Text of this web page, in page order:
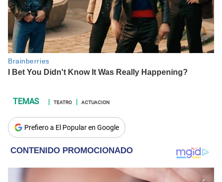
TEATRO ACTUACION
Prefiero a El Popular en Google